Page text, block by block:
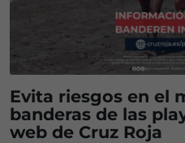
Evita riesgos en el
banderas de las
web de Cruz Roja